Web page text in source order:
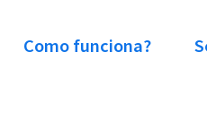
Como funciona?